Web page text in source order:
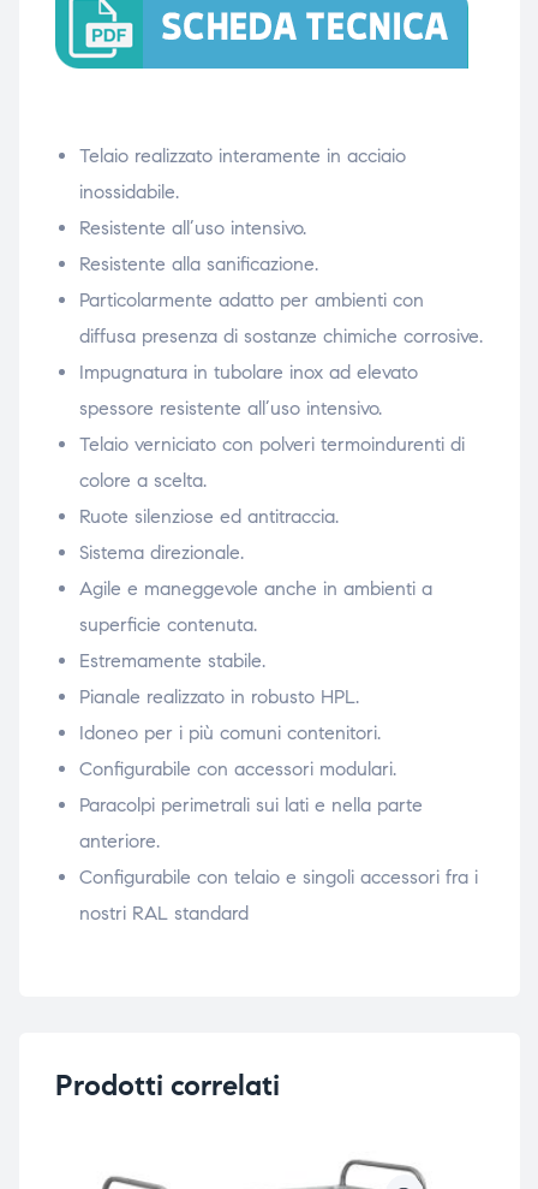
Telaio realizzato interamente in acciaio
inossidabile.
Resistente all’uso intensivo.
Resistente alla sanificazione.
Particolarmente adatto per ambienti con
diffusa presenza di sostanze chimiche corrosive.
Impugnatura in tubolare inox ad elevato
spessore resistente all’uso intensivo.
Telaio verniciato con polveri termoindurenti di
colore a scelta.
Ruote silenziose ed antitraccia.
Sistema direzionale.
Agile e maneggevole anche in ambienti a
superficie contenuta.
Estremamente stabile.
Pianale realizzato in robusto HPL.
Idoneo per i più comuni contenitori.
Configurabile con accessori modulari.
Paracolpi perimetrali sui lati e nella parte
anteriore.
Configurabile con telaio e singoli accessori fra i
nostri RAL standard
Prodotti correlati